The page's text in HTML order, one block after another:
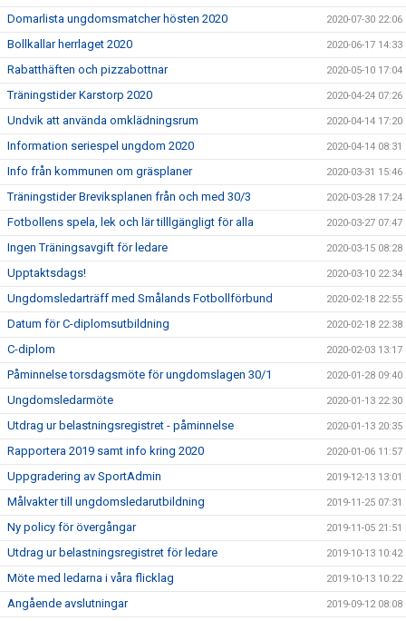
Domarlista ungdomsmatcher hösten 2020 2020-07-30 22:06
Bollkallar herrlaget 2020 2020-06-17 14:33
Rabatthäften och pizzabottnar 2020-05-10 17:04
Träningstider Karstorp 2020 2020-04-24 07:26
Undvik att använda omklädningsrum 2020-04-14 17:20
Information seriespel ungdom 2020 2020-04-14 08:31
Info från kommunen om gräsplaner 2020-03-31 15:46
Träningstider Breviksplanen från och med 30/3 2020-03-28 17:24
Fotbollens spela, lek och lär tilllgängligt för alla 2020-03-27 07:47
Ingen Träningsavgift för ledare 2020-03-15 08:28
Upptaktsdags! 2020-03-10 22:34
Ungdomsledarträff med Smålands Fotbollförbund 2020-02-18 22:55
Datum för C-diplomsutbildning 2020-02-18 22:38
C-diplom 2020-02-03 13:17
Påminnelse torsdagsmöte för ungdomslagen 30/1 2020-01-28 09:40
Ungdomsledarmöte 2020-01-13 22:30
Utdrag ur belastningsregistret - påminnelse 2020-01-13 20:35
Rapportera 2019 samt info kring 2020 2020-01-06 11:57
Uppgradering av SportAdmin 2019-12-13 13:01
Målvakter till ungdomsledarutbildning 2019-11-25 07:31
Ny policy för övergångar 2019-11-05 21:51
Utdrag ur belastningsregistret för ledare 2019-10-13 10:42
Möte med ledarna i våra flicklag 2019-10-13 10:22
Angående avslutningar 2019-09-12 08:08